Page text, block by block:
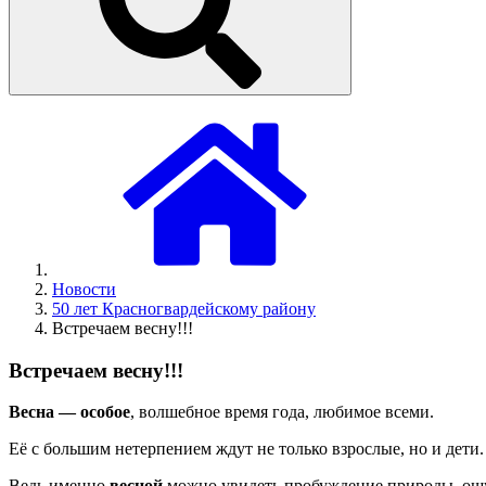
Новости
50 лет Красногвардейскому району
Встречаем весну!!!
Встречаем весну!!!
Весна — особое, волшебное время года, любимое всеми.
Её с большим нетерпением ждут не только взрослые, но и дети.